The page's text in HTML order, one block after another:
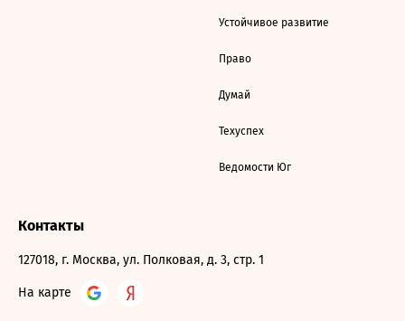
Устойчивое развитие
Право
Думай
Техуспех
Ведомости Юг
Контакты
127018, г. Москва, ул. Полковая, д. 3, стр. 1
На карте